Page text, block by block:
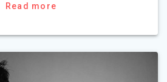
Read more